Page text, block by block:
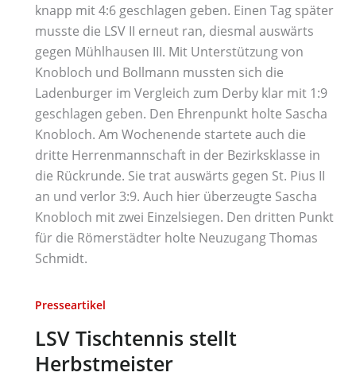
knapp mit 4:6 geschlagen geben. Einen Tag später
musste die LSV II erneut ran, diesmal auswärts
gegen Mühlhausen III. Mit Unterstützung von
Knobloch und Bollmann mussten sich die
Ladenburger im Vergleich zum Derby klar mit 1:9
geschlagen geben. Den Ehrenpunkt holte Sascha
Knobloch. Am Wochenende startete auch die
dritte Herrenmannschaft in der Bezirksklasse in
die Rückrunde. Sie trat auswärts gegen St. Pius II
an und verlor 3:9. Auch hier überzeugte Sascha
Knobloch mit zwei Einzelsiegen. Den dritten Punkt
für die Römerstädter holte Neuzugang Thomas
Schmidt.
Presseartikel
LSV Tischtennis stellt
Herbstmeister